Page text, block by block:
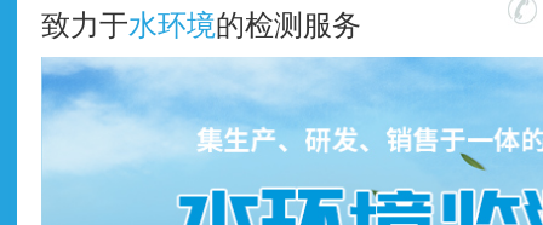
致力于水环境的检测服务